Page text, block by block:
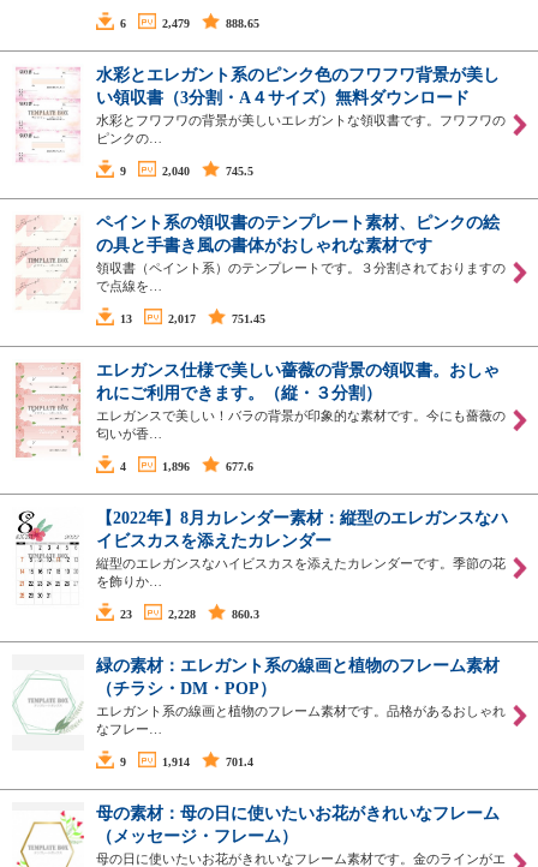
6 2,479 888.65
水彩とエレガント系のピンク色のフワフワ背景が美し
い領収書（3分割・A４サイズ）無料ダウンロード
水彩とフワフワの背景が美しいエレガントな領収書です。フワフワの
ピンクの…
9 2,040 745.5
ペイント系の領収書のテンプレート素材、ピンクの絵
の具と手書き風の書体がおしゃれな素材です
領収書（ペイント系）のテンプレートです。３分割されておりますの
で点線を…
13 2,017 751.45
エレガンス仕様で美しい薔薇の背景の領収書。おしゃ
れにご利用できます。（縦・３分割）
エレガンスで美しい！バラの背景が印象的な素材です。今にも薔薇の
匂いが香…
4 1,896 677.6
【2022年】8月カレンダー素材：縦型のエレガンスなハ
イビスカスを添えたカレンダー
縦型のエレガンスなハイビスカスを添えたカレンダーです。季節の花
を飾りか…
23 2,228 860.3
緑の素材：エレガント系の線画と植物のフレーム素材
（チラシ・DM・POP）
エレガント系の線画と植物のフレーム素材です。品格があるおしゃれ
なフレー…
9 1,914 701.4
母の素材：母の日に使いたいお花がきれいなフレーム
（メッセージ・フレーム）
母の日に使いたいお花がきれいなフレーム素材です。金のラインがエ